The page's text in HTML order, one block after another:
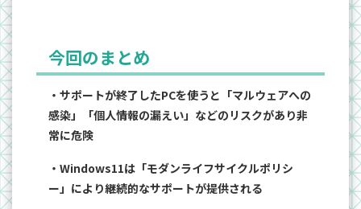
今回のまとめ
・サポートが終了したPCを使うと「マルウェアへの
感染」「個人情報の漏えい」などのリスクがあり非
常に危険
・Windows11は「モダンライフサイクルポリシ
ー」により継続的なサポートが提供される